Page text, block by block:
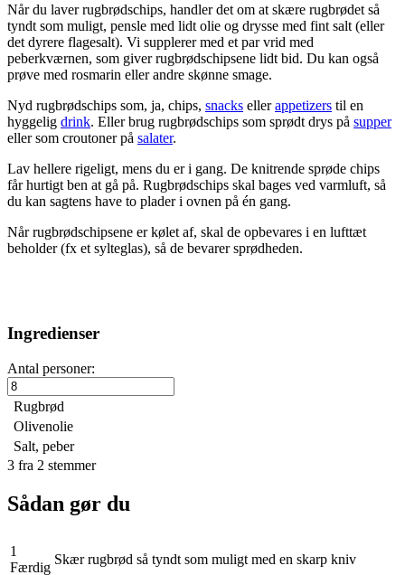
Når du laver rugbrødschips, handler det om at skære rugbrødet så
tyndt som muligt, pensle med lidt olie og drysse med fint salt (eller
det dyrere flagesalt). Vi supplerer med et par vrid med
peberkværnen, som giver rugbrødschipsene lidt bid. Du kan også
prøve med rosmarin eller andre skønne smage.
Nyd rugbrødschips som, ja, chips, snacks ellerappetizers til en
hyggelig drink. Eller brug rugbrødschips som sprødt drys på supper
eller som croutoner på salater.
Lav hellere rigeligt, mens du er i gang. De knitrende sprøde chips
får hurtigt ben at gå på. Rugbrødschips skal bages ved varmluft, så
du kan sagtens have to plader i ovnen på én gang.
Når rugbrødschipsene er kølet af, skal de opbevares i en lufttæt
beholder (fx et sylteglas), så de bevarer sprødheden.
Ingredienser
Antal personer:
Rugbrød
Olivenolie
Salt, peber
3 fra 2 stemmer
Sådan gør du
1
Færdig
Skær rugbrød så tyndt som muligt med en skarp kniv